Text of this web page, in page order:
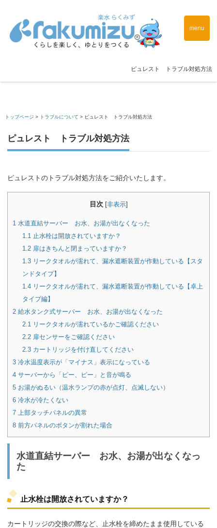
menu
ピュレスト トラブル対処方法
トップページ > トラブルについて > ピュレスト トラブル対処方法
ピュレスト トラブル対処方法
ピュレストのトラブル対処方法をご紹介いたします。
目次 非表示]
1 水道直結サーバー お水、お湯が出なくなった
1.1止水栓は開放されていますか？
1.2扉はきちんと閉まっていますか？
1.3リークタオルが濡れて、漏水遮断装置が作動している【スタ
ンドタイプ】
1.4リークタオルが濡れて、漏水遮断装置が作動している【卓上
タイプ編】
2 給水タンク式サーバー お水、お湯が出なくなった
2.1リークタオルが濡れているかご確認ください
2.2扉センサーをご確認ください
2.3カートリッジを付け直してください
3 冷水温度表示が「マイナス」表示になっている
4 サーバーから「ピー、ピー」と音が鳴る
5 お湯がぬるい（温水ランプの赤が点灯、点滅しない）
6 冷水が冷たくない
7 上部タッチパネルの異常
8 前方パネルのボタンが割れた場合
水道直結サーバー お水、お湯が出なくなっ
た
止水栓は開放されていますか？
カートリッジの交換の際など、止水栓を締めたまま使用している